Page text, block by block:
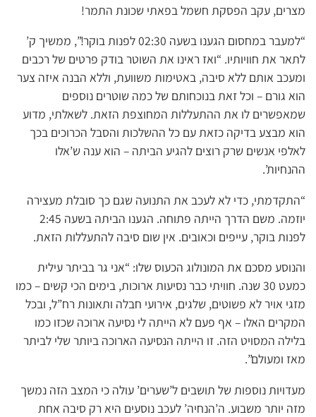
מצרים, עקב הפסקת חשמל בפאתי שכונת התמר!
“למעבר במחסום הגענו בשעה 02:30 לפנות בוקר!”, ממשיך ק’
לתאר את חוויותיו. “ואז ראינו את השוטר בודק פרטים של רכבים
ומעכב אותם ללא סיבה, באטימות משוועת, וללא הבנה איזה צער
הוא גורם – וכל זאת בנוכחותם של כמה שוטרים נוספים
שמאפשרים לו את ההתעללות המחוצפת הזאת. לשאלתי, מדוע
הוא מבצע בדיקה כזאת עם כל ההשלכות והסבל הכרוכים בכך
לאלפי אנשים שרק רוצים להגיע הביתה – הוא ענה ש’אלו
ההנחיות’.
“התקדמתי, כדי לא לעכב את התנועה שגם כך סובלת מעצירה
יוזמה. משם הדרך הייתה פתוחה. הגענו הביתה בשעה 2:45
לפנות בוקר, עייפים וכאובים. אין שום סיבה להתעללות הזאת.
והנוסע מסכם את המונולוג הכעוס שלו: “אני גר בביתר עילית
כמעט 30 שנה. חוויתי כבר נסיעות ארוכות, בימים הכי קשים – כמו
מזגי אויר לא פשוטים, שלגים, אירועי חבלה ותאונות רח”ל, ובכל
המקרים האלו – אף פעם לא הייתה לי נסיעה ארוכה שכזו כמו
בלילה המסויט הזה. זו הייתה הנסיעה הארוכה ביותר שלי לביתר
מאז ומעולם”.
מעדויות נוספות של תושבים ל’שערים’ עולה כי המצב הזה נמשך
מזה יותר משבוע. ה’הנחיה’ לעכב נוסעים היא רק סיבה אחת